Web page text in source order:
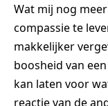
Wat mij nog
compassie te
makkelijker
boosheid van
kan laten voor
reactie van de